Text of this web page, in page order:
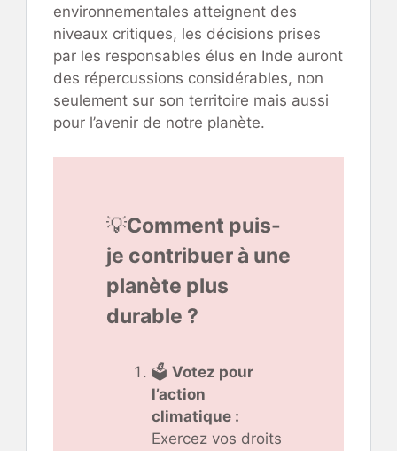
environnementales atteignent des
niveaux critiques, les décisions prises
par les responsables élus en Inde auront
des répercussions considérables, non
seulement sur son territoire mais aussi
pour l’avenir de notre planète.
💡Comment puis-
je contribuer à une
planète plus
durable ?
🗳️ Votez pour
l’action
climatique :
Exercez vos droits